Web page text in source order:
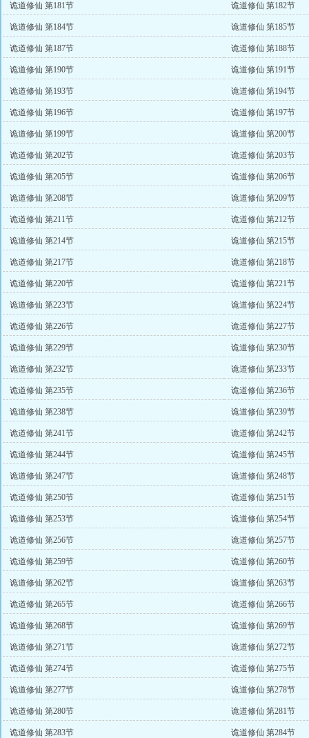
诡道修仙 第181节 诡道修仙 第182节
诡道修仙 第184节 诡道修仙 第185节
诡道修仙 第187节 诡道修仙 第188节
诡道修仙 第190节 诡道修仙 第191节
诡道修仙 第193节 诡道修仙 第194节
诡道修仙 第196节 诡道修仙 第197节
诡道修仙 第199节 诡道修仙 第200节
诡道修仙 第202节 诡道修仙 第203节
诡道修仙 第205节 诡道修仙 第206节
诡道修仙 第208节 诡道修仙 第209节
诡道修仙 第211节 诡道修仙 第212节
诡道修仙 第214节 诡道修仙 第215节
诡道修仙 第217节 诡道修仙 第218节
诡道修仙 第220节 诡道修仙 第221节
诡道修仙 第223节 诡道修仙 第224节
诡道修仙 第226节 诡道修仙 第227节
诡道修仙 第229节 诡道修仙 第230节
诡道修仙 第232节 诡道修仙 第233节
诡道修仙 第235节 诡道修仙 第236节
诡道修仙 第238节 诡道修仙 第239节
诡道修仙 第241节 诡道修仙 第242节
诡道修仙 第244节 诡道修仙 第245节
诡道修仙 第247节 诡道修仙 第248节
诡道修仙 第250节 诡道修仙 第251节
诡道修仙 第253节 诡道修仙 第254节
诡道修仙 第256节 诡道修仙 第257节
诡道修仙 第259节 诡道修仙 第260节
诡道修仙 第262节 诡道修仙 第263节
诡道修仙 第265节 诡道修仙 第266节
诡道修仙 第268节 诡道修仙 第269节
诡道修仙 第271节 诡道修仙 第272节
诡道修仙 第274节 诡道修仙 第275节
诡道修仙 第277节 诡道修仙 第278节
诡道修仙 第280节 诡道修仙 第281节
诡道修仙 第283节 诡道修仙 第284节